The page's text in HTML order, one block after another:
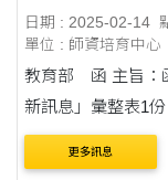
日期 : 2025-02-14
單位 : 師資培育中心
教育部 函 主旨：函轉「114年上半年僑（華）校教師徵才更
新訊息」彙整表1
說明：依據僑務委
號函辦理。
更多訊息